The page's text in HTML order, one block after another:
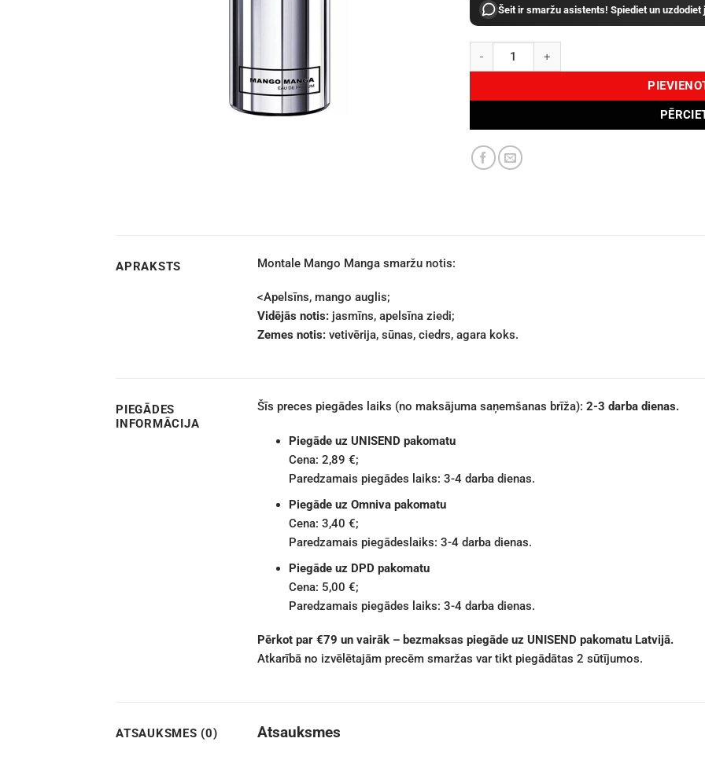
Šeit ir smaržu asistents! Spiediet un uzdodiet
APRAKSTS Montale Mango Manga smaržu notis:
<Apelsīns, mango auglis;
Vidējās notis: jasmīns, apelsīna ziedi;
Zemes notis: vetivērija, sūnas, ciedrs, agara koks.
PIEGĀDES
INFORMĀCIJA
Šīs preces piegādes laiks (no maksājuma saņemšanas brīža): 2-3 darba dienas.
Piegāde uz UNISEND pakomatu
Cena: 2,89 €;
Paredzamais piegādes laiks: 3-4 darba dienas.
Piegāde uz Omniva pakomatu
Cena: 3,40 €;
Paredzamais piegādeslaiks: 3-4 darba dienas.
Piegāde uz DPD pakomatu
Cena: 5,00 €;
Paredzamais piegādes laiks: 3-4 darba dienas.
Pērkot par €79 un vairāk – bezmaksas piegāde uz UNISEND pakomatu Latvijā.
Atkarībā no izvēlētajām precēm smaržas var tikt piegādātas 2 sūtījumos.
ATSAUKSMES (0) Atsauksmes